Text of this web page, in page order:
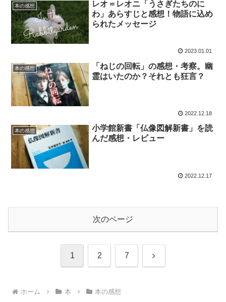
本の感想
レオ＝レオニ「うさぎたちのに
わ」あらすじと感想！物語に込め
られたメッセージ
2023.01.01
本の感想
「ねじの回転」の感想・考察。幽
霊はいたのか？それとも狂言？
2022.12.18
本の感想
小学館新書「仏像図解新書」を読
んだ感想・レビュー
2022.12.17
次のページ
1 2 7 次
ホーム 本 本の感想